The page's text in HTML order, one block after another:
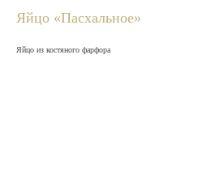
Яйцо «Пасхальное»
Яйцо из костяного фарфора